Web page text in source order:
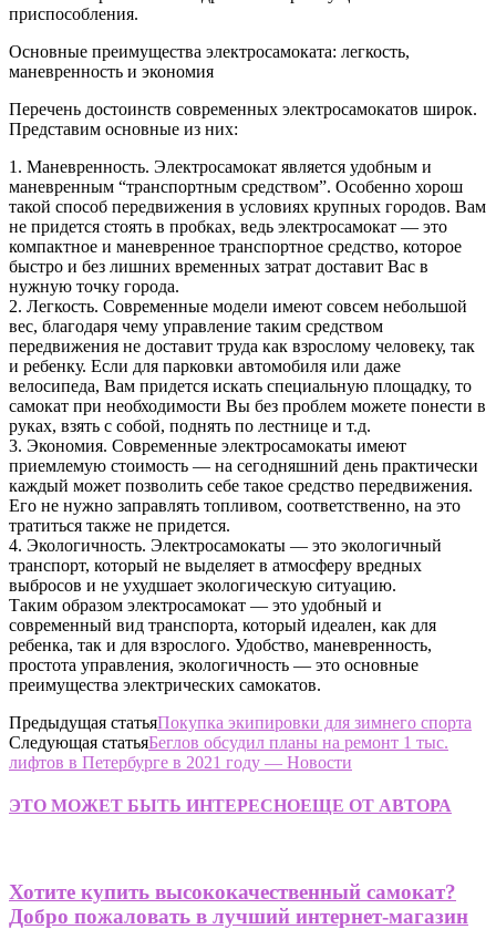
приспособления.
Основные преимущества электросамоката: легкость,
маневренность и экономия
Перечень достоинств современных электросамокатов широк.
Представим основные из них:
1. Маневренность. Электросамокат является удобным и
маневренным “транспортным средством”. Особенно хорош
такой способ передвижения в условиях крупных городов. Вам
не придется стоять в пробках, ведь электросамокат — это
компактное и маневренное транспортное средство, которое
быстро и без лишних временных затрат доставит Вас в
нужную точку города.
2. Легкость. Современные модели имеют совсем небольшой
вес, благодаря чему управление таким средством
передвижения не доставит труда как взрослому человеку, так
и ребенку. Если для парковки автомобиля или даже
велосипеда, Вам придется искать специальную площадку, то
самокат при необходимости Вы без проблем можете понести в
руках, взять с собой, поднять по лестнице и т.д.
3. Экономия. Современные электросамокаты имеют
приемлемую стоимость — на сегодняшний день практически
каждый может позволить себе такое средство передвижения.
Его не нужно заправлять топливом, соответственно, на это
тратиться также не придется.
4. Экологичность. Электросамокаты — это экологичный
транспорт, который не выделяет в атмосферу вредных
выбросов и не ухудшает экологическую ситуацию.
Таким образом электросамокат — это удобный и
современный вид транспорта, который идеален, как для
ребенка, так и для взрослого. Удобство, маневренность,
простота управления, экологичность — это основные
преимущества электрических самокатов.
Предыдущая статьяПокупка экипировки для зимнего спорта
Следующая статьяБеглов обсудил планы на ремонт 1 тыс.
лифтов в Петербурге в 2021 году — Новости
ЭТО МОЖЕТ БЫТЬ ИНТЕРЕСНОЕЩЕ ОТ АВТОРА
Хотите купить высококачественный самокат?
Добро пожаловать в лучший интернет-магазин